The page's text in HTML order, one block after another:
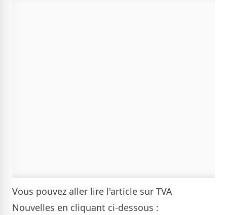
Vous pouvez aller lire l'article sur TVA
Nouvelles en cliquant ci-dessous :